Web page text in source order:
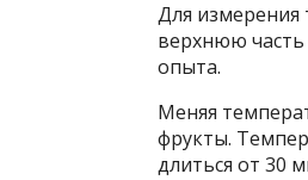
Для измерения
верхнюю часть
опыта.
Меняя
фрукты.
длиться от 30